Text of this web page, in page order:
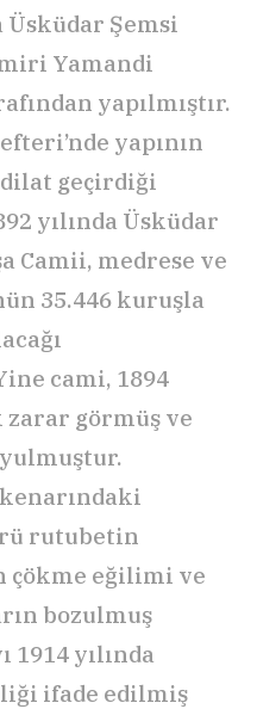
Üsküdar Şemsi
Yamandi
yapılmıştır.
yapının
geçirdiği
yılında Üsküdar
Camii, medrese ve
35.446 kuruşla
cami, 1894
zarar görmüş ve
rutubetin
çökme eğilimi ve
bozulmuş
1914 yılında
ifade edilmiş